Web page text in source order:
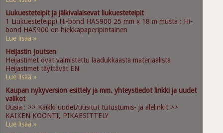
Liukuesteteipit ja jälkivalaisevat liukuesteteipit
1 Liukuesteteippi Hi-bond HAS900 25 mm x 18 m musta : Hi-
bond HAS900 on hiekkapaperipintainen
Lue lisää »
Heijastin Joutsen
Heijastimet ovat valmistettu laadukkaasta materiaalista
Heijastimet täyttävät EN
Lue lisää »
Kaupan nykyversion esittely ja mm. yhteystiedot linkki ja uudet
valikot
Uusia : >> Kaikki uudet/uusitut tutustumis- ja alelinkit >>
KAIKEN KOONTI, PIKAESITTELY
Lue lisää »